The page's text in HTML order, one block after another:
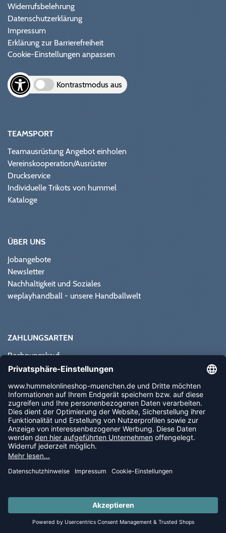
LAST PIECES: Bekleidung - Spare bis zu 65%
Widerrufsbelehrung
Datenschutzerklärung
Impressum
Erklärung zur Barrierefreiheit
Cookie-Einstellungen anpassen
Kontrastmodus aus
TEAMSPORT
Teamausrüstung Angebot einholen
Vereinskooperation/Ausrüster
Druckservice
Individuelle Trikots von hummel
Kataloge
ÜBER UNS
Jobangebote
Newsletter
Nachhaltigkeit und Soziales
weplayhandball - unsere Handballwelt
ZAHLUNGSARTEN
Rechnungskauf
Paypal
Vorkasse
Sofortüberweisung
NEWSLETTER